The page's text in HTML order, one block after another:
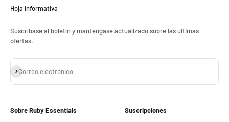
Hoja informativa
Suscríbase al boletín y manténgase actualizado sobre las últimas
ofertas.
Correo electrónico
Suscribirse
Sobre Ruby Essentials Suscripciones